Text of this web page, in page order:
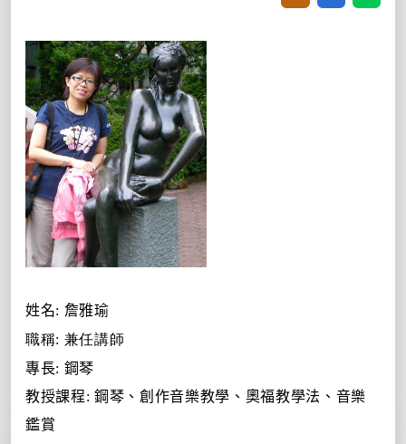
姓名: 詹雅瑜
職稱: 兼任講師
專長: 鋼琴
教授課程:鋼琴、創作音樂教學、奧福教學法、音樂
鑑賞